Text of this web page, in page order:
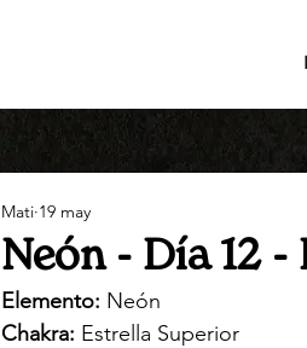
Neón - Día 12 -
Mati 19 may
Elemento: Neón
Chakra: Estrella Superior